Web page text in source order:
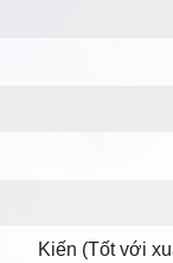
Kiến (Tốt với